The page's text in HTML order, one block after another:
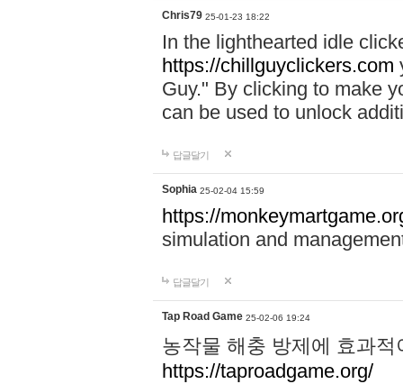
Chris79 25-01-23 18:22
In the lighthearted idle
https://chillguyclickers.com
Guy." By clicking to make
can be used to unlock
답글달기
Sophia 25-02-04 15:59
https://
simulation and
답글달기
Tap Road Game 25-02-06 19:24
농작물 해충 방제에 효과
https://taproadgame.org/